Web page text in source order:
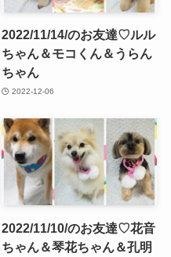
2022/11/14/のお友達♡ルル
ちゃん＆モコくん＆うらん
ちゃん
2022-12-06
2022/11/10/のお友達♡花音
ちゃん＆琴花ちゃん＆孔明